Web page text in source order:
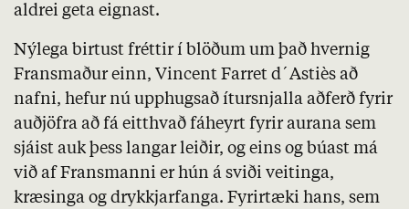
aldrei geta eignast.
Nýlega birtust fréttir í blöðum um það hvernig
Fransmaður einn, Vincent Farret d´Astiès að
nafni, hefur nú upphugsað ítursnjalla aðferð fyrir
auðjöfra að fá eitthvað fáheyrt fyrir aurana sem
sjáist auk þess langar leiðir, og eins og búast má
við af Fransmanni er hún á sviði veitinga,
kræsinga og drykkjarfanga. Fyrirtæki hans, sem